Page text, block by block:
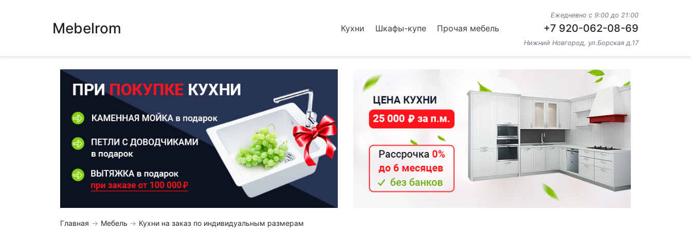
Mebelrom Кухни Шкафы-купе Прочая мебель
Ежедневно с 9:00 до 21:00
+7 920-062-08-69
Нижний Новгород, ул.Борская д.17
Главная Мебель Кухни на заказ по индивидуальным размерам